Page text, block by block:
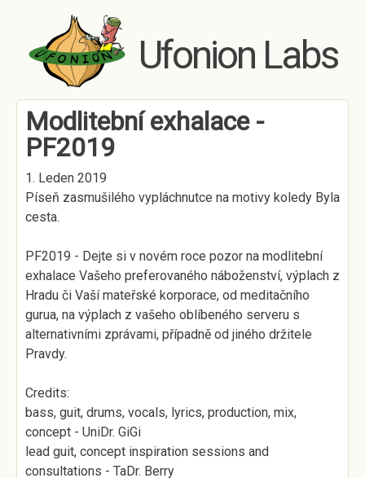
Skip to main content
Ufonion Labs
Modlitební exhalace -
PF2019
1. Leden 2019
Píseň zasmušilého vypláchnutce na motivy koledy Byla
cesta.
PF2019 - Dejte si v novém roce pozor na modlitební
exhalace Vašeho preferovaného náboženství, výplach z
Hradu či Vaší mateřské korporace, od meditačního
gurua, na výplach z vašeho oblíbeného serveru s
alternativními zprávami, případně od jiného držitele
Pravdy.
Credits:
bass, guit, drums, vocals, lyrics, production, mix,
concept - UniDr. GiGi
lead guit, concept inspiration sessions and
consultations - TaDr. Berry